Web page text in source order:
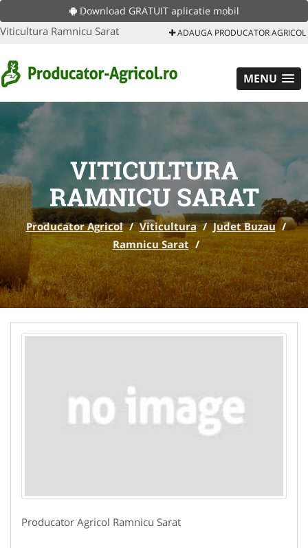
Download GRATUIT aplicatie mobil
Viticultura Ramnicu Sarat ADAUGA PRODUCATOR AGRICOL
MENU
VITICULTURA
RAMNICU SARAT
Producator Agricol / Viticultura / Judet Buzau /
Ramnicu Sarat /
Producator Agricol Ramnicu Sarat